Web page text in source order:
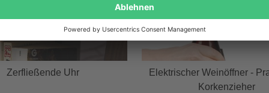
Zerfließende Uhr
Elektrischer Weinöffner -
Korkenzieher